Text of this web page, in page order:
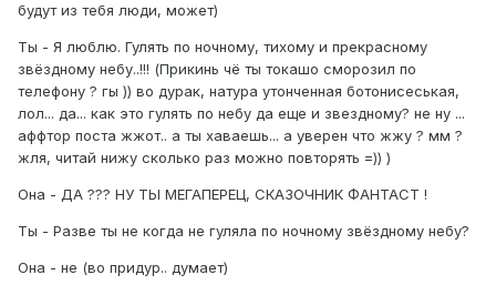
будут из тебя люди, может)
Ты - Я люблю. Гулять по ночному, тихому и прекрасному
звёздному небу..!!! (Прикинь чё ты токашо сморозил по
телефону ? гы )) во дурак, натура утонченная ботонисеськая,
лол... да... как это гулять по небу да еще и звездному? не ну ...
аффтор поста жжот.. а ты хаваешь... а уверен что жжу ? мм ?
жля, читай нижу сколько раз можно повторять =)) )
Она - ДА ??? НУ ТЫ МЕГАПЕРЕЦ, СКАЗОЧНИК ФАНТАСТ !
Ты - Разве ты не когда не гуляла по ночному звёздному небу?
Она - не (во придур.. думает)